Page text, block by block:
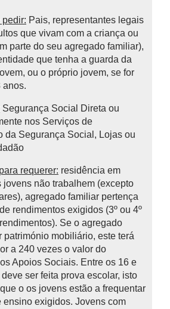
pedir: Pais, representantes legais
que vivam com a criança ou
parte do seu agregado familiar),
que tenha a guarda da
ou o próprio jovem, se for
anos.
Segurança Social Direta ou
nos Serviços de
da Segurança Social, Lojas ou
requerer: residência em
jovens não trabalhem (excepto
agregado familiar pertença
rendimentos exigidos (3º ou 4º
Se o agregado
património mobiliário, este terá
a 240 vezes o valor do
Apoios Sociais. Entre os 16 e
ser feita prova escolar, isto
o os jovens estão a frequentar
ensino exigidos. Jovens com